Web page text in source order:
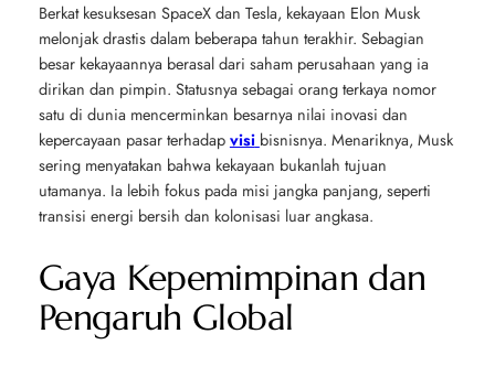
Berkat kesuksesan SpaceX dan Tesla, kekayaan Elon Musk
melonjak drastis dalam beberapa tahun terakhir. Sebagian
besar kekayaannya berasal dari saham perusahaan yang ia
dirikan dan pimpin. Statusnya sebagai orang terkaya nomor
satu di dunia mencerminkan besarnya nilai inovasi dan
kepercayaan pasar terhadapvisi bisnisnya. Menariknya, Musk
sering menyatakan bahwa kekayaan bukanlah tujuan
utamanya. Ia lebih fokus pada misi jangka panjang, seperti
transisi energi bersih dan kolonisasi luar angkasa.
Gaya Kepemimpinan dan
Pengaruh Global